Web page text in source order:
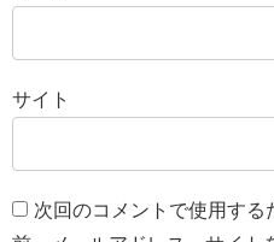
サイト
次回のコメントで使用する